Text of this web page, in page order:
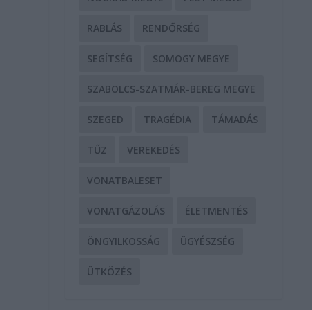
RABLÁS RENDŐRSÉG
SEGÍTSÉG SOMOGY MEGYE
SZABOLCS-SZATMÁR-BEREG MEGYE
SZEGED TRAGÉDIA TÁMADÁS
TŰZ VEREKEDÉS
VONATBALESET
VONATGÁZOLÁS ÉLETMENTÉS
ÖNGYILKOSSÁG ÜGYÉSZSÉG
ÜTKÖZÉS